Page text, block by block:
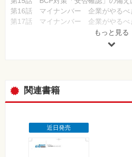
第16話 マイナンバー 企業がやるべ
第17話 マイナンバー 企業がやるべ
第18話 Webアンケートでビジネスを
第19話 マイナンバーには全社レベル
人事はどう変わる？～
第22話 従業員の「こころの健康」を
第23話 生体認証で使い勝手とセキュ
もっと見る
関連書籍
近日発売